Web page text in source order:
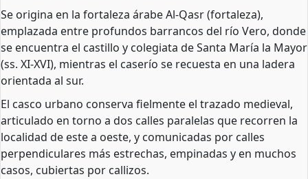
Se origina en la fortaleza árabe Al-Qasr (fortaleza),
emplazada entre profundos barrancos del río Vero, donde
se encuentra el castillo y colegiata de Santa María la Mayor
(ss. XI-XVI), mientras el caserío se recuesta en una ladera
orientada al sur.
El casco urbano conserva fielmente el trazado medieval,
articulado en torno a dos calles paralelas que recorren la
localidad de este a oeste, y comunicadas por calles
perpendiculares más estrechas, empinadas y en muchos
casos, cubiertas por callizos.